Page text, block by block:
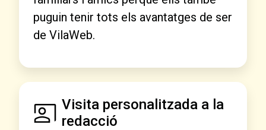
puguin tenir tots els avantatges de ser
de VilaWeb.
Visita personalitzada a la
redacció